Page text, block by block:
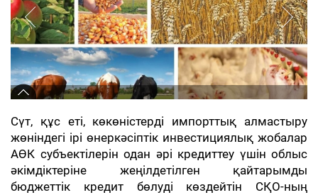
Сүт, құс еті, көкөністерді импорттық алмастыру
жөніндегі ірі өнеркәсіптік инвестициялық жобалар
АӨК субъектілерін одан әрі кредиттеу үшін облыс
әкімдіктеріне жеңілдетілген қайтарымды
бюджеттік кредит бөлуді көздейтін СҚО-ның